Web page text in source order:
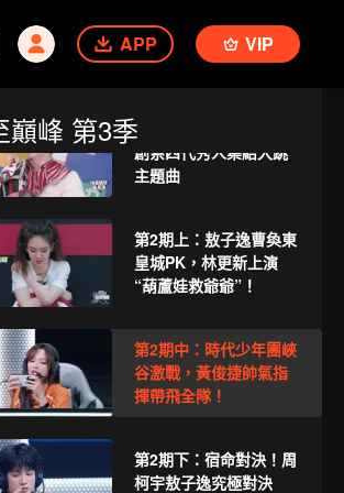
APP VIP
巔峰 第3季
劉忻談快女後事業變
化，自曝不想火？
VIP
《峽谷墊底王》第1期：
創系四代秀人集結大跳
主題曲
第2期上：敖子逸曹奐東
皇城PK，林更新上演
“葫蘆娃救爺爺”！
第2期中：時代少年團峽
谷激戰，黃俊捷帥氣指
揮帶飛全隊！
第2期下：宿命對決！周
柯宇敖子逸究極對決